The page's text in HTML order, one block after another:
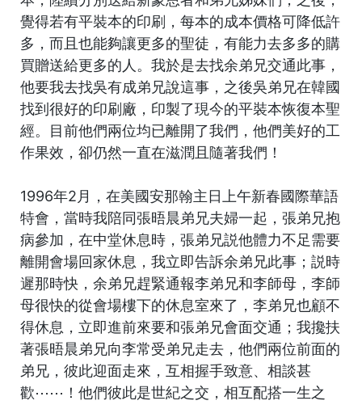
覺得若有平裝本的印刷，每本的成本價格可降低許
多，而且也能夠讓更多的聖徒，有能力去多多的購
買贈送給更多的人。我於是去找余弟兄交通此事，
他要我去找吳有成弟兄說這事，之後吳弟兄在韓國
找到很好的印刷廠，印製了現今的平裝本恢復本聖
經。目前他們兩位均已離開了我們，他們美好的工
作果效，卻仍然一直在滋潤且隨著我們！
1996年2月，在美國安那翰主日上午新春國際華語
特會，當時我陪同張晤晨弟兄夫婦一起，張弟兄抱
病參加，在中堂休息時，張弟兄説他體力不足需要
離開會場回家休息，我立即告訴余弟兄此事；説時
遲那時快，余弟兄趕緊通報李弟兄和李師母，李師
母很快的從會場樓下的休息室來了，李弟兄也顧不
得休息，立即進前來要和張弟兄會面交通；我攙扶
著張晤晨弟兄向李常受弟兄走去，他們兩位前面的
弟兄，彼此迎面走來，互相握手致意、相談甚
歡⋯⋯！他們彼此是世紀之交，相互配搭一生之